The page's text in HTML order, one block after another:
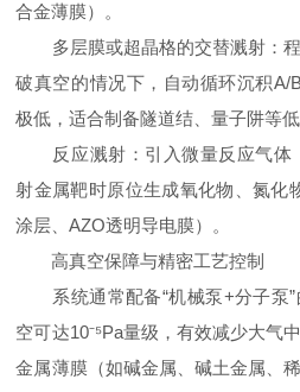
合金薄膜）。
多层膜或超晶格的交替溅射：程
破真空的情况下，自动循环沉积A/
极低，适合制备隧道结、量子阱等低
反应溅射：引入微量反应气体
射金属靶时原位生成氧化物、氮化
涂层、AZO透明导电膜）。
高真空保障与精密工艺控制
系统通常配备“机械泵+分子泵”
空可达10⁻⁵Pa量级，有效减少大气
金属薄膜（如碱金属、碱土金属、